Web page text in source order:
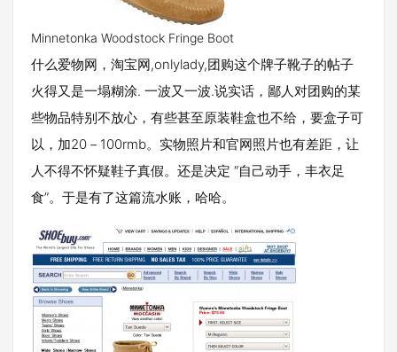
Minnetonka Woodstock Fringe Boot
什么爱物网，淘宝网,onlylady,团购这个牌子靴子的帖子
火得又是一塌糊涂. 一波又一波.说实话，鄙人对团购的某
些物品特别不放心，有些甚至原装鞋盒也不给，要盒子可
以，加20－100rmb。实物照片和官网照片也有差距，让
人不得不怀疑鞋子真假。还是决定 “自己动手，丰衣足
食”。于是有了这篇流水账，哈哈。